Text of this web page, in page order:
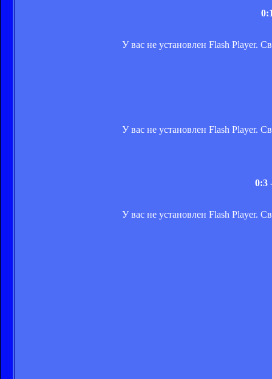
У вас не установлен Flash Player.
У вас не установлен Flash Player.
0:3
У вас не установлен Flash Player.